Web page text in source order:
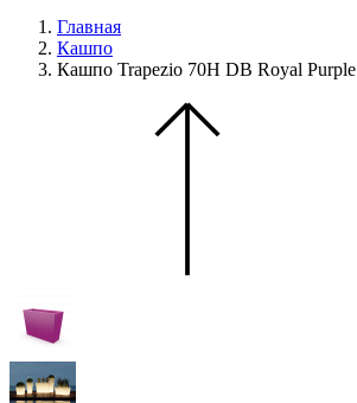
Главная
Кашпо
Кашпо Trapezio 70H DB Royal Purple